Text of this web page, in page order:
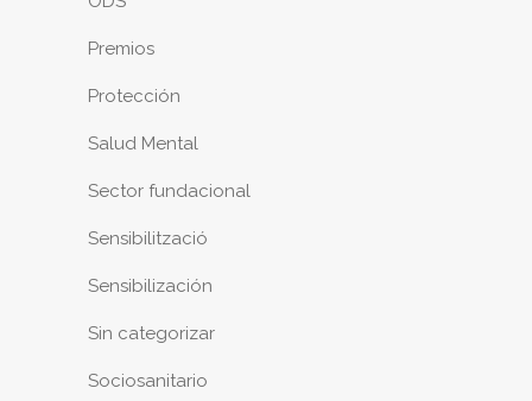
Premios
Protección
Salud Mental
Sector fundacional
Sensibilització
Sensibilización
Sin categorizar
Sociosanitario